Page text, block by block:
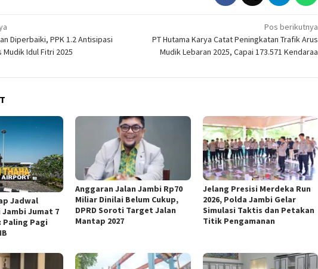
Diperbaiki, PPK 1.2 Antisipasi
Mudik Idul Fitri 2025
Pos berikutnya
PT Hutama Karya Catat Peningkatan Trafik Arus
Mudik Lebaran 2025, Capai 173.571 Kendaraa
Jadwal
Jumat 7
Paling Pagi
Anggaran Jalan Jambi Rp70
Miliar Dinilai Belum Cukup,
DPRD Soroti Target Jalan
Mantap 2027
Jelang Presisi Merdeka Run
2026, Polda Jambi Gelar
Simulasi Taktis dan Petakan
Titik Pengamanan